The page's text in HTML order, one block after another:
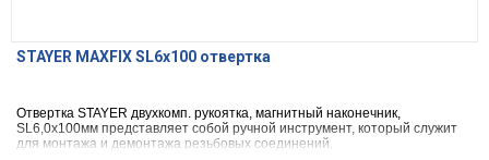
STAYER MAXFIX SL6x100 отвертка
Отвертка STAYER двухкомп. рукоятка, магнитный наконечник,
SL6,0x100мм представляет собой ручной инструмент, который служит
для монтажа и демонтажа резьбовых соединений.